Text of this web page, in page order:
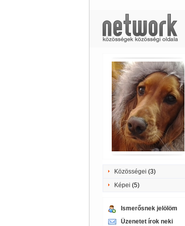
Közösségei (3)
Képei (5)
Ismerősnek jelölöm
Üzenetet írok neki